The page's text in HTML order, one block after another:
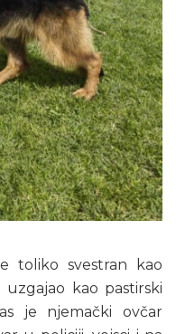
toliko svestran kao
kao pastirski
je njemački ovčar